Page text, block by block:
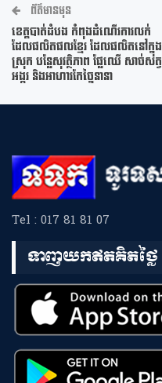
ព័ត៌មានមុន
ខេត្តបាត់ដំបង កំពុងដំណើរការលក់
ដែលផលិតផលខ្មែរ ដែលផលិតនៅក្នុង
ស្រុក បន្លែសុវត្ថិភាព ផ្លែឈើ សាច់សត្វ
អង្ករ និងអាហារកែច្នៃនានា
Tel : 017 81 81 07
ទាញយកឥតគិតថ្លៃ